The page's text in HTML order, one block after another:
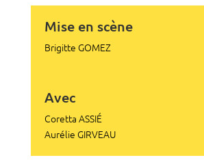
Mise en scène
Brigitte GOMEZ
Avec
Coretta ASSIÉ
Aurélie GIRVEAU